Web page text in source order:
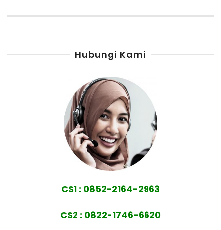
Hubungi Kami
CS1 : 0852-2164-2963
CS2 : 0822-1746-6620